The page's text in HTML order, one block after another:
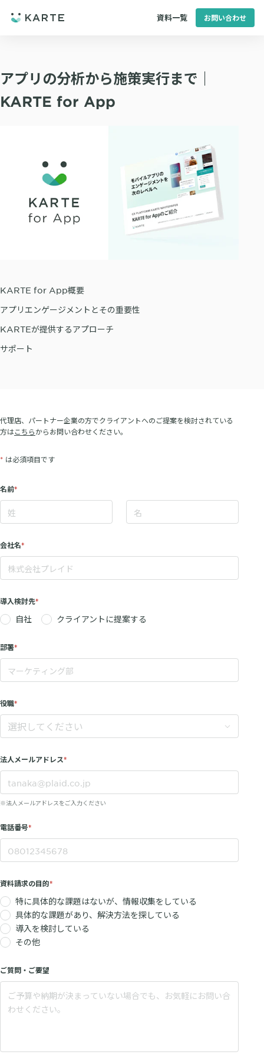
資料一覧 お問い合わせ
アプリの分析から施策実行まで｜
KARTE for App
KARTE for App概要
アプリエンゲージメントとその重要性
KARTEが提供するアプローチ
サポート
代理店、パートナー企業の方でクライアントへのご提案を検討されている
方はこちらからお問い合わせください。
* は必須項目です
名前
会社名
導入検討先
自社 クライアントに提案する
部署
役職
法人メールアドレス
※法人メールアドレスをご入力ください
電話番号
資料請求の目的
特に具体的な課題はないが、情報収集をしている
具体的な課題があり、解決方法を探している
導入を検討している
その他
ご質問・ご要望